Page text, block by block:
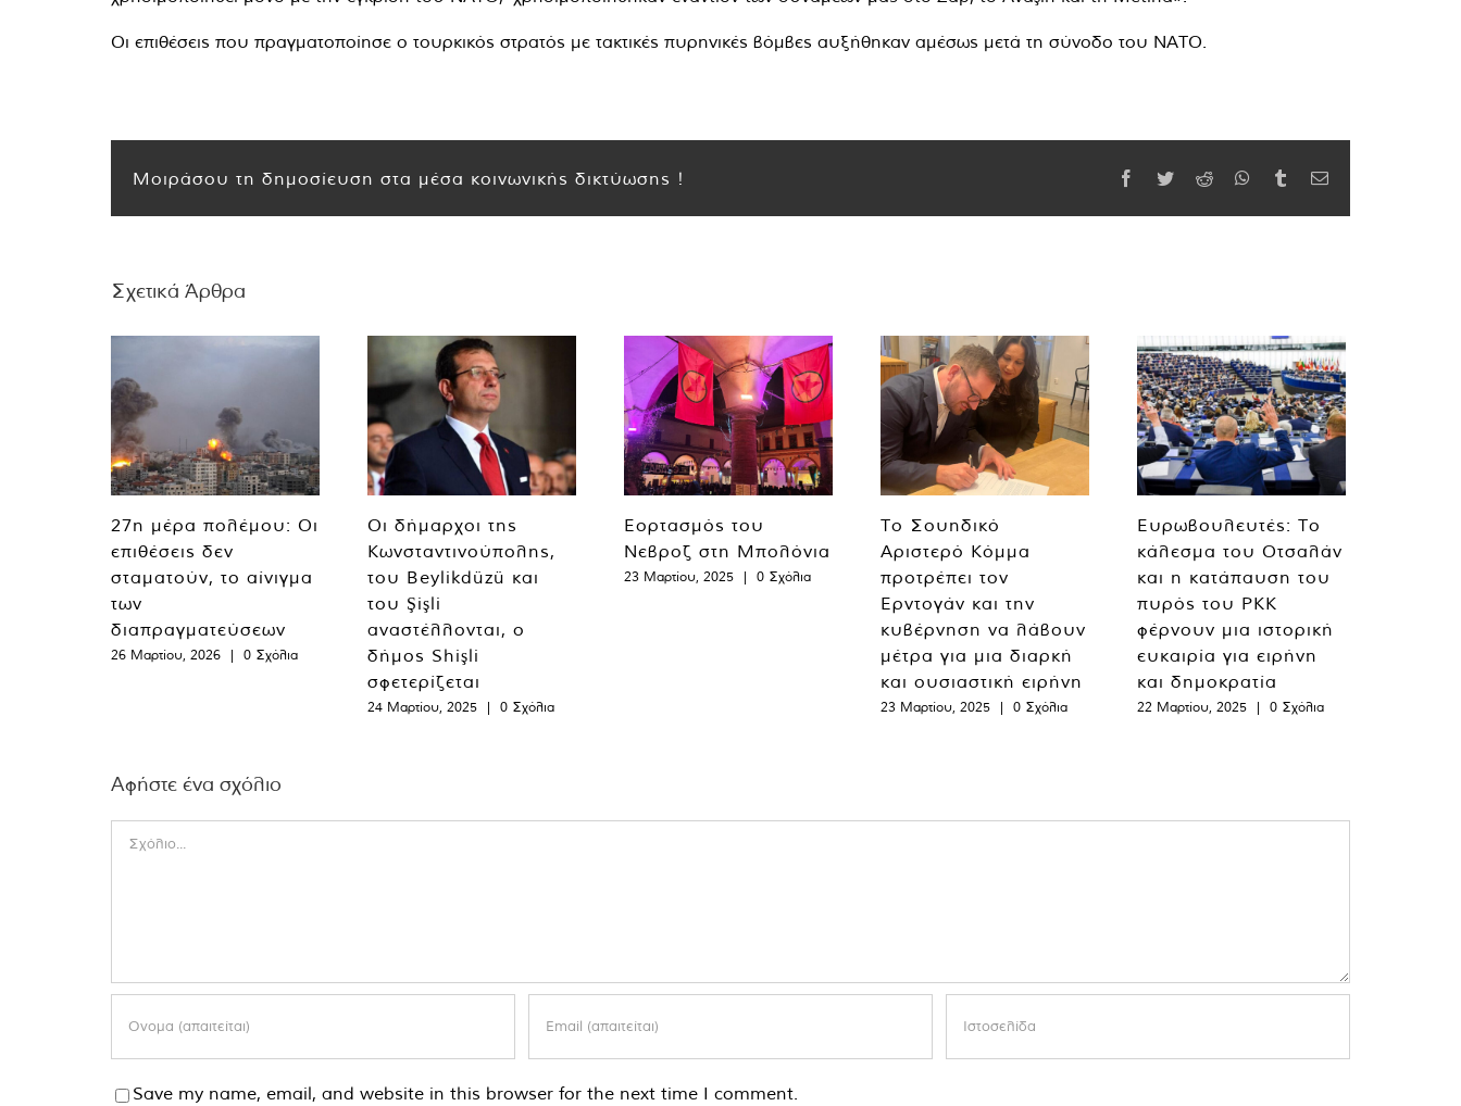
Οι επιθέσεις που πραγματοποίησε ο τουρκικός στρατός με τακτικές πυρηνικές βόμβες αυξήθηκαν αμέσως μετά τη σύνοδο του ΝΑΤΟ.
Μοιράσου τη δημοσίευση στα μέσα κοινωνικής δικτύωσης ! Facebook
TwitterReddit WhatsApp
TumblrEmail
Σχετικά Άρθρα
27η μέρα πολέμου: Οι
επιθέσεις δεν
σταματούν, το αίνιγμα
των
διαπραγματεύσεων
26 Μαρτίου, 2026 | 0 Σχόλια
Οι δήμαρχοι της
Κωνσταντινούπολης,
του Beylikdüzü και
του Şişli
αναστέλλονται, ο
δήμος Shişli
σφετερίζεται
24 Μαρτίου, 2025 | 0 Σχόλια
Εορτασμός του
Νεβροζ στη Μπολόνια
23 Μαρτίου, 2025 | 0 Σχόλια
Το Σουηδικό
Αριστερό Κόμμα
προτρέπει τον
Ερντογάν και την
κυβέρνηση να λάβουν
μέτρα για μια διαρκή
και ουσιαστική ειρήνη
23 Μαρτίου, 2025 | 0 Σχόλια
Ευρωβουλευτές: Το
κάλεσμα του Οτσαλάν
και η κατάπαυση του
πυρός του PKK
φέρνουν μια ιστορική
ευκαιρία για ειρήνη
και δημοκρατία
22 Μαρτίου, 2025 | 0 Σχόλια
Αφήστε ένα σχόλιο
Save my name, email, and website in this browser for the next time I comment.